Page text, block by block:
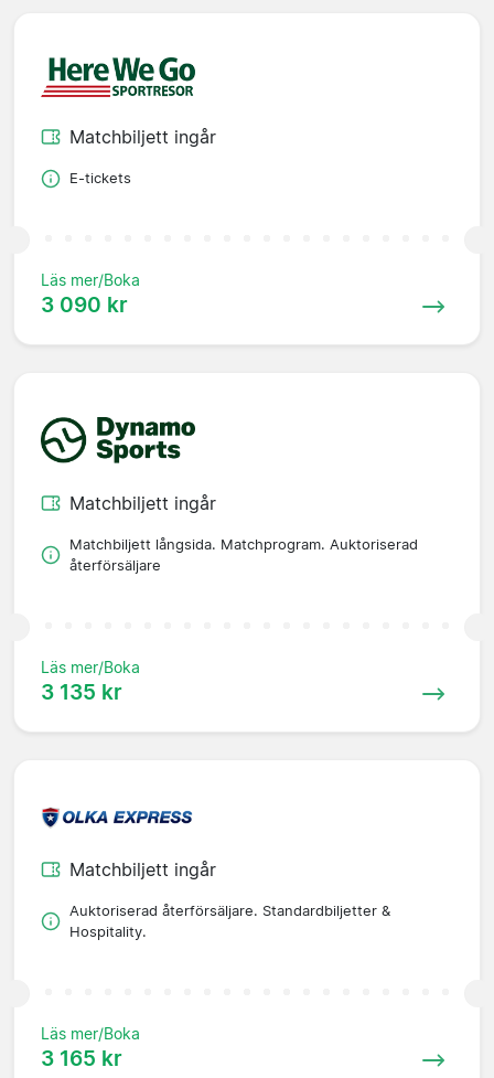
Matchbiljett ingår
E-tickets
Läs mer/Boka
3 090 kr
Matchbiljett ingår
Matchbiljett långsida. Matchprogram. Auktoriserad
återförsäljare
Läs mer/Boka
3 135 kr
Matchbiljett ingår
Auktoriserad återförsäljare. Standardbiljetter &
Hospitality.
Läs mer/Boka
3 165 kr